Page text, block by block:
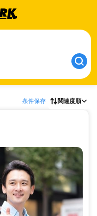
条件保存 関連度順